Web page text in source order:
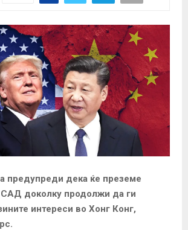
предупреди дека ќе преземе
САД доколку продолжи да ги
интереси во Хонг Конг,